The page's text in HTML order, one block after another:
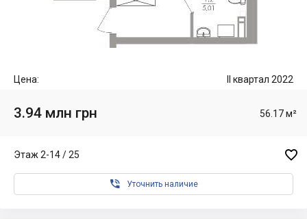
Цена: II квартал 2022
3.94 млн грн 56.17 м²
Этаж 2-14 / 25 
 Уточнить наличие